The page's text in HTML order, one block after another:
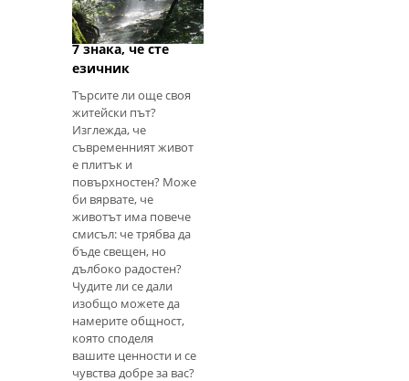
7 знака, че сте
езичник
Търсите ли още своя
житейски път?
Изглежда, че
съвременният живот
е плитък и
повърхностен? Може
би вярвате, че
животът има повече
смисъл: че трябва да
бъде свещен, но
дълбоко радостен?
Чудите ли се дали
изобщо можете да
намерите общност,
която споделя
вашите ценности и се
чувства добре за вас?